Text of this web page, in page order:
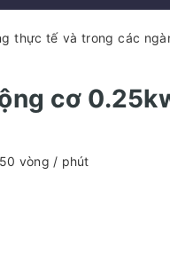
thực tế và trong các
cơ
vòng / phút